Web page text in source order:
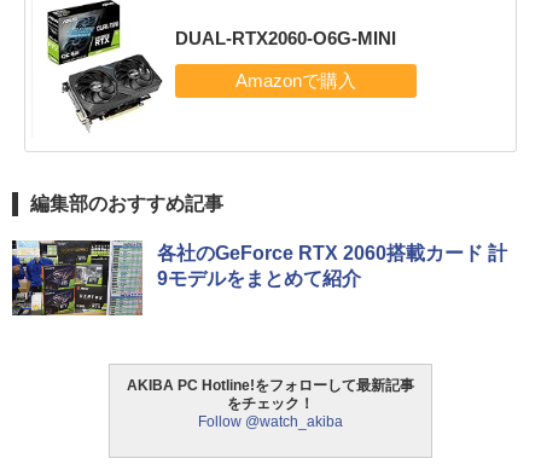
DUAL-RTX2060-O6G-MINI
編集部のおすすめ記事
各社のGeForce RTX 2060搭載カード 計
9モデルをまとめて紹介
AKIBA PC Hotline!をフォローして最新記事
をチェック！
Follow @watch_akiba